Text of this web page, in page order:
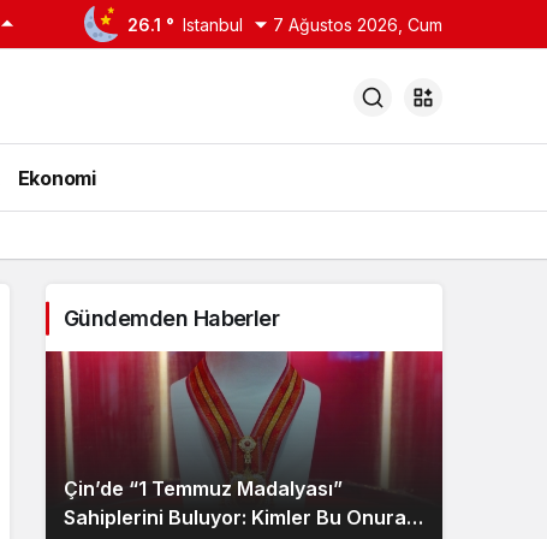
26.1 ° Istanbul 7 Ağustos 2026, Cum
Ekonomi
Gündemden Haberler
Çin’de “1 Temmuz Madalyası”
Sahiplerini Buluyor: Kimler Bu Onura